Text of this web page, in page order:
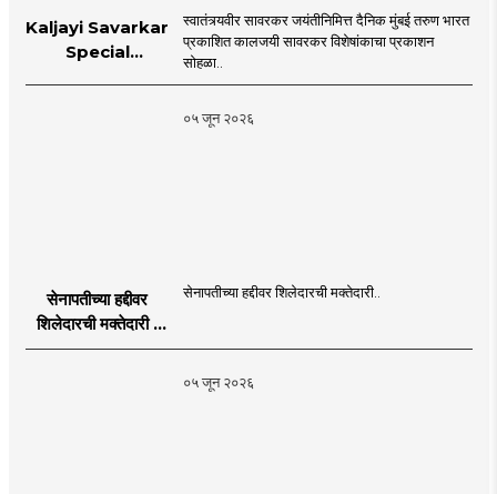
Kaljayi Savarkar
Special
स्वातंत्र्यवीर सावरकर जयंतीनिमित्त दैनिक मुंबई तरुण भारत
प्रकाशित कालजयी सावरकर विशेषांकाचा प्रकाशन
सोहळा..
०५ जून २०२६
सेनापतीच्या हद्दीवर
शिलेदारची मक्तेदारी |
Sahyadri Tiger
सेनापतीच्या हद्दीवर शिलेदारची मक्तेदारी..
०५ जून २०२६